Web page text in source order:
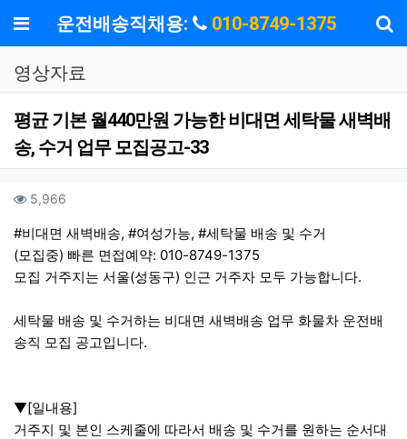
메뉴운전배송직채용: 010-8749-1375
영상자료
평균 기본 월440만원 가능한 비대면 세탁물 새벽배
송, 수거 업무 모집공고-33
작성자 정보
컨텐츠 정보
5,966
본문
#비대면 새벽배송, #여성가능, #세탁물 배송 및 수거
(모집중) 빠른 면접예약: 010-8749-1375
모집 거주지는 서울(성동구) 인근 거주자 모두 가능합니다.
세탁물 배송 및 수거하는 비대면 새벽배송 업무 화물차 운전배
송직 모집 공고입니다.
▼[일내용]
거주지 및 본인 스케줄에 따라서 배송 및 수거를 원하는 순서대